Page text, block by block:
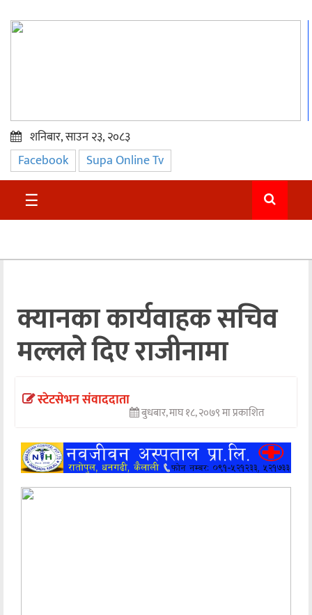
प्रमुख
समाचार
सुदुर
अन्तराष्ट्रिय
अन्तर्वार्ता
अर्थ
खेलकुद
अन्य
शनिबार, साउन २३, २०८३
Facebook Supa Online Tv
☰
क्यानका कार्यवाहक सचिव
मल्लले दिए राजीनामा
स्टेटसेभन संवाददाता
बुधबार, माघ १८, २०७९ मा प्रकाशित